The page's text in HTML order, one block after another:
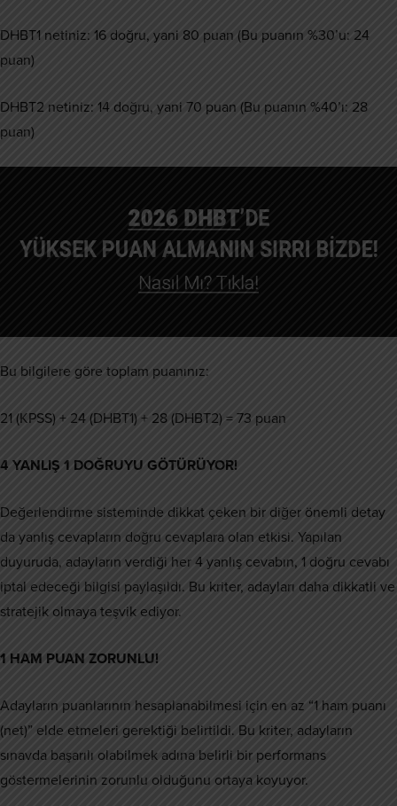
DHBT1 netiniz: 16 doğru, yani 80 puan (Bu puanın %30’u: 24
puan)
DHBT2 netiniz: 14 doğru, yani 70 puan (Bu puanın %40’ı: 28
puan)
Bu bilgilere göre toplam puanınız:
21 (KPSS) + 24 (DHBT1) + 28 (DHBT2) = 73 puan
4 YANLIŞ 1 DOĞRUYU GÖTÜRÜYOR!
Değerlendirme sisteminde dikkat çeken bir diğer önemli detay
da yanlış cevapların doğru cevaplara olan etkisi. Yapılan
duyuruda, adayların verdiği her 4 yanlış cevabın, 1 doğru cevabı
iptal edeceği bilgisi paylaşıldı. Bu kriter, adayları daha dikkatli ve
stratejik olmaya teşvik ediyor.
1 HAM PUAN ZORUNLU!
Adayların puanlarının hesaplanabilmesi için en az “1 ham puanı
(net)” elde etmeleri gerektiği belirtildi. Bu kriter, adayların
sınavda başarılı olabilmek adına belirli bir performans
göstermelerinin zorunlu olduğunu ortaya koyuyor.